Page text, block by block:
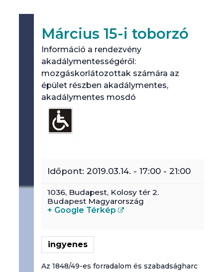
Március 15-i toborzó
Információ a rendezvény
akadálymentességéről:
mozgáskorlátozottak számára az
épület részben akadálymentes,
akadálymentes mosdó
Időpont: 2019.03.14. - 17:00- 21:00
1036, Budapest, Kolosy tér 2.
Budapest Magyarország
+ Google Térkép
ingyenes
Az 1848/49-es forradalom és szabadságharc